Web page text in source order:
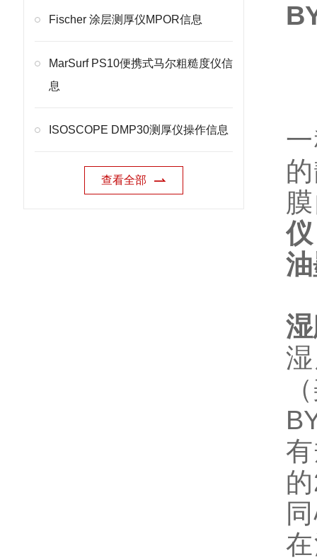
Fischer 涂层测厚仪MPOR信息
MarSurf PS10便携式马尔粗糙度仪信
息
ISOSCOPE DMP30测厚仪操作信息
查看全部